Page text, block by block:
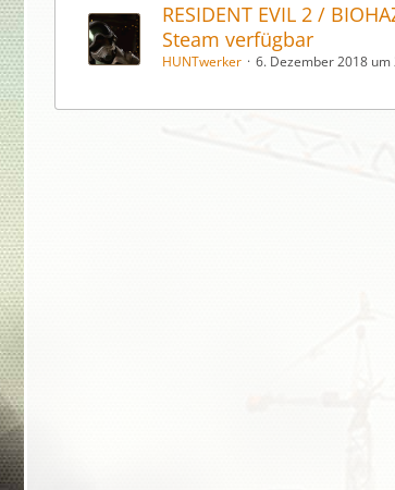
RESIDENT EVIL 2 /
Steam verfügbar
HUNTwerker 6. Dezember 2018 um